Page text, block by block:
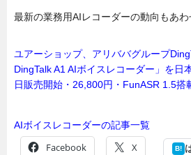
最新の業務用AIレコーダーの動向もあわ
ユアーショップ、アリババグループ
DingTalk A1 AIボイスレコーダー」を日
日販売開始・26,800円・FunASR 1.5搭
AIボイスレコーダーの記事一覧
Facebook X B!